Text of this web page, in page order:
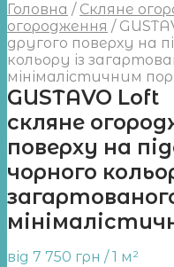
Головна / Скляне
огородження /
другого поверху на
кольору із
мінімалістичним
GUSTAVO Loft
скляне
поверху на
чорного
від 7 750 грн / 1 м²